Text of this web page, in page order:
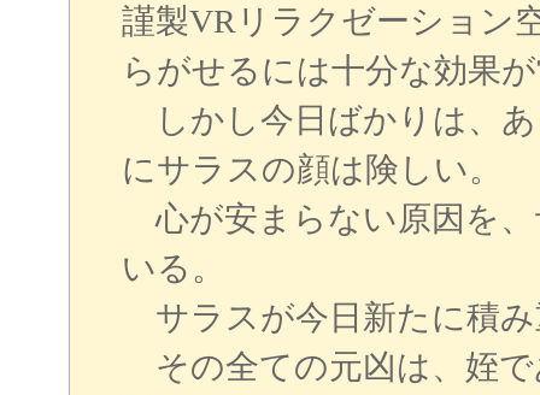
謹製VRリラクゼーション
らがせるには十分な効果
しかし今日ばかりは、
にサラスの顔は険しい。
心が安まらない原因を
いる。
サラスが今日新たに積み
その全ての元凶は、姪